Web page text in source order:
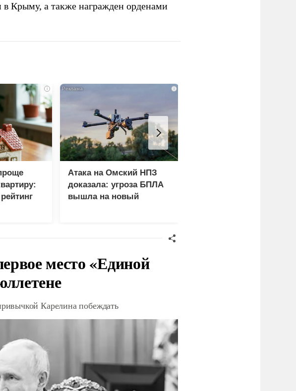
Крыму, а также награжден орденами
i i
Атака на Омский НПЗ
доказала: угроза БПЛА
вышла на новый
место «Единой
Карелина побеждать